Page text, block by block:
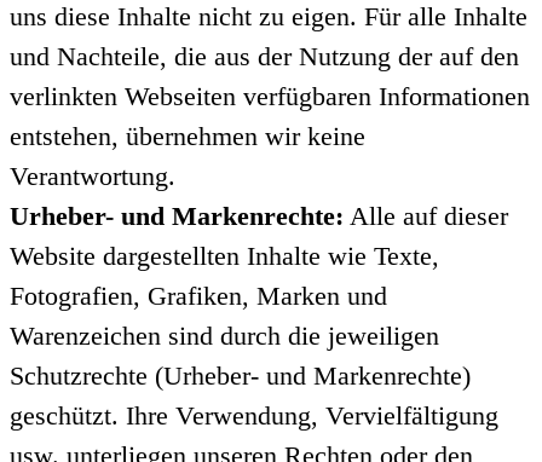
uns diese Inhalte nicht zu eigen. Für alle Inhalte
und Nachteile, die aus der Nutzung der auf den
verlinkten Webseiten verfügbaren Informationen
entstehen, übernehmen wir keine
Verantwortung.
Urheber- und Markenrechte: Alle auf dieser
Website dargestellten Inhalte wie Texte,
Fotografien, Grafiken, Marken und
Warenzeichen sind durch die jeweiligen
Schutzrechte (Urheber- und Markenrechte)
geschützt. Ihre Verwendung, Vervielfältigung
usw. unterliegen unseren Rechten oder den